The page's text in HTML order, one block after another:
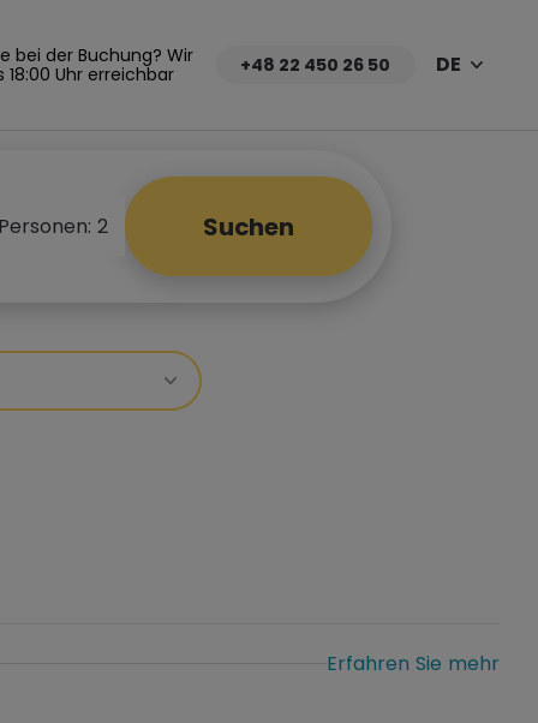
bei der Buchung? Wir
Uhr erreichbar
+48 22 450 26 50 DE
Suchen
Erfahren Sie mehr